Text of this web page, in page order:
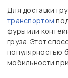
Для доставки
транспортом
фуры или
груза. Этот
популярностью
мобильности